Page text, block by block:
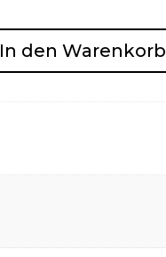
In den Warenkorb